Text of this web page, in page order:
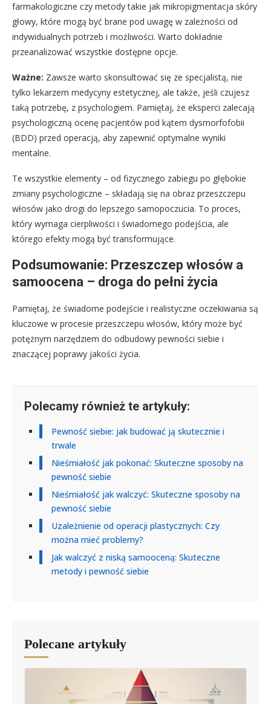
farmakologiczne czy metody takie jak mikropigmentacja skóry
głowy, które mogą być brane pod uwagę w zależności od
indywidualnych potrzeb i możliwości. Warto dokładnie
przeanalizować wszystkie dostępne opcje.
Ważne: Zawsze warto skonsultować się ze specjalistą, nie
tylko lekarzem medycyny estetycznej, ale także, jeśli czujesz
taką potrzebę, z psychologiem. Pamiętaj, że eksperci zalecają
psychologiczną ocenę pacjentów pod kątem dysmorfofobii
(BDD) przed operacją, aby zapewnić optymalne wyniki
mentalne.
Te wszystkie elementy – od fizycznego zabiegu po głębokie
zmiany psychologiczne – składają się na obraz przeszczepu
włosów jako drogi do lepszego samopoczucia. To proces,
który wymaga cierpliwości i świadomego podejścia, ale
którego efekty mogą być transformujące.
Podsumowanie: Przeszczep włosów a
samoocena – droga do pełni życia
Pamiętaj, że świadome podejście i realistyczne oczekiwania są
kluczowe w procesie przeszczepu włosów, który może być
potężnym narzędziem do odbudowy pewności siebie i
znaczącej poprawy jakości życia.
Polecamy również te artykuły:
Pewność siebie: jak budować ją skutecznie i
trwale
Nieśmiałość jak pokonać: Skuteczne sposoby na
pewność siebie
Nieśmiałość jak walczyć: Skuteczne sposoby na
pewność siebie
Uzależnienie od operacji plastycznych: Czy
można mieć problemy?
Jak walczyć z niską samooceną: Skuteczne
metody i pewność siebie
Polecane artykuły